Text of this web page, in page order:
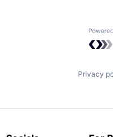
Privacy